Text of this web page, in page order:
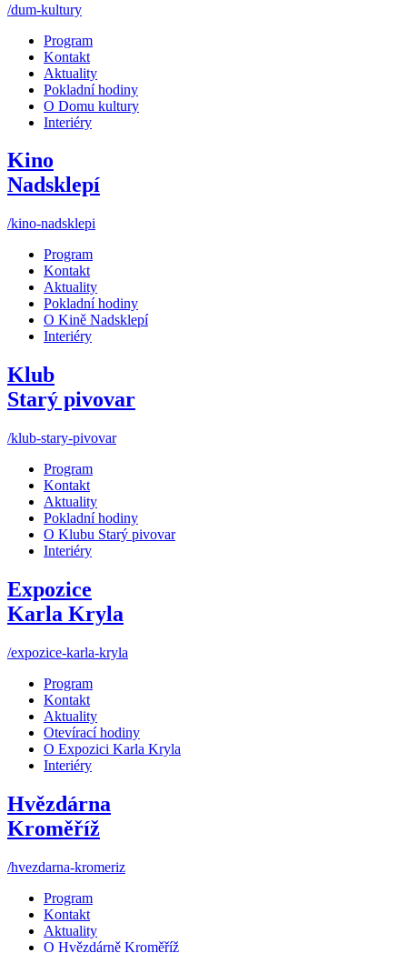
/dum-kultury
Program
Kontakt
Aktuality
Pokladní hodiny
O Domu kultury
Interiéry
Kino
Nadsklepí
/kino-nadsklepi
Program
Kontakt
Aktuality
Pokladní hodiny
O Kině Nadsklepí
Interiéry
Klub
Starý pivovar
/klub-stary-pivovar
Program
Kontakt
Aktuality
Pokladní hodiny
O Klubu Starý pivovar
Interiéry
Expozice
Karla Kryla
/expozice-karla-kryla
Program
Kontakt
Aktuality
Otevírací hodiny
O Expozici Karla Kryla
Interiéry
Hvězdárna
Kroměříž
/hvezdarna-kromeriz
Program
Kontakt
Aktuality
O Hvězdárně Kroměříž